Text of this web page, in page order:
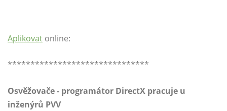
Aplikovat online:
*******************************
Osvěžovače - programátor DirectX pracuje u
inženýrů PVV